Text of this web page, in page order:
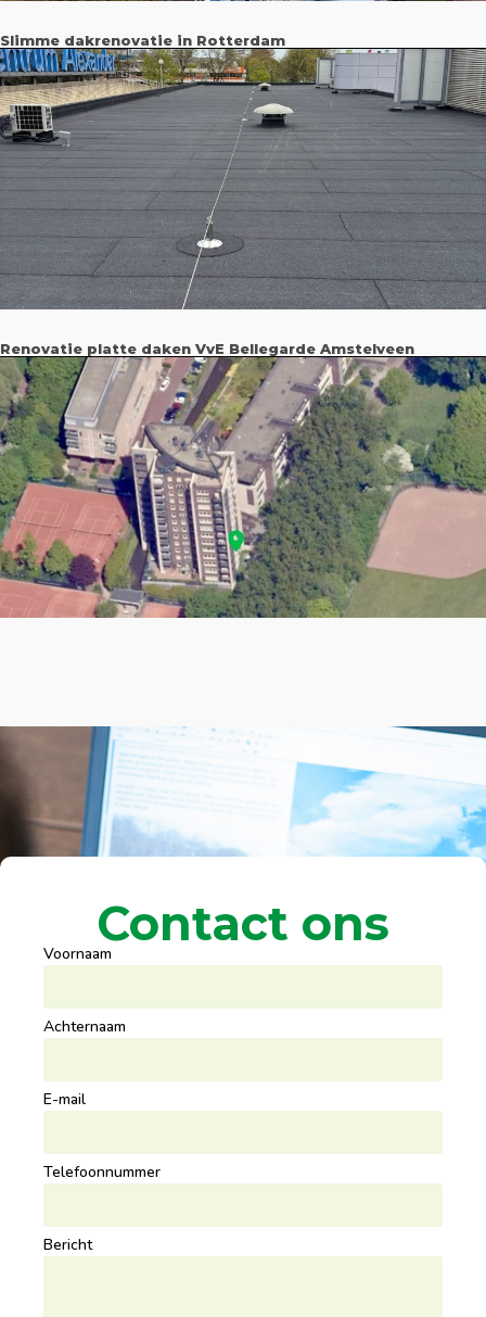
Slimme dakrenovatie in Rotterdam
Renovatie platte daken VvE Bellegarde Amstelveen
Contact ons
Voornaam
Achternaam
E-mail
Telefoonnummer
Bericht